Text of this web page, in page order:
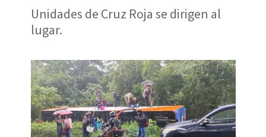
Unidades de Cruz Roja se dirigen al
lugar.